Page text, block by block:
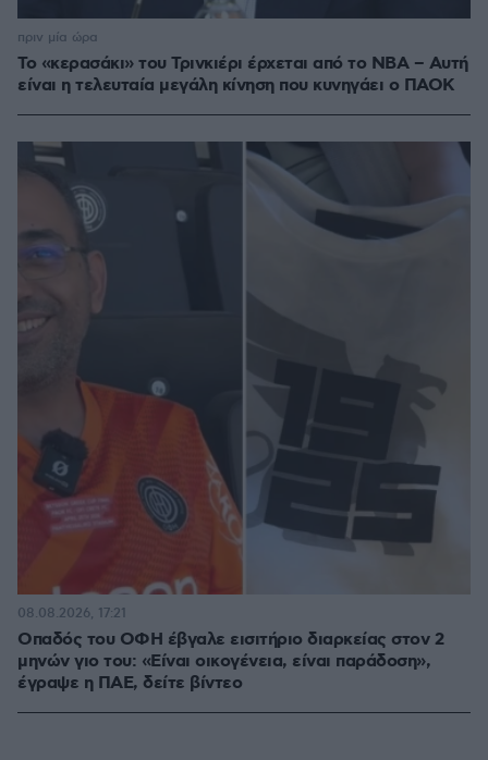
Το «κερασάκι» του Τρινκιέρι έρχεται από το NBA – Αυτή
είναι η τελευταία μεγάλη κίνηση που κυνηγάει ο ΠΑΟΚ
πριν μία ώρα
Οπαδός του ΟΦΗ έβγαλε εισιτήριο διαρκείας στον 2
μηνών γιο του: «Είναι οικογένεια, είναι παράδοση»,
έγραψε η ΠΑΕ, δείτε βίντεο
08.08.2026, 17:21